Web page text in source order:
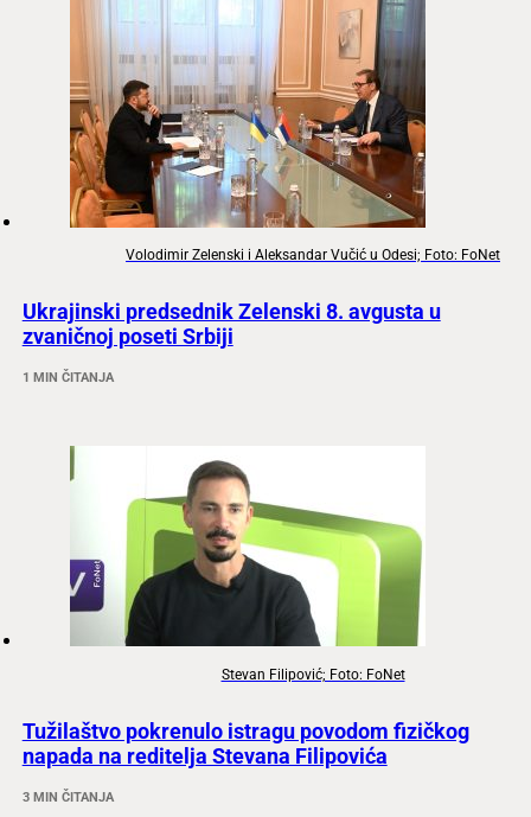
Volodimir Zelenski i Aleksandar Vučić u Odesi; Foto: FoNet
Ukrajinski predsednik Zelenski 8. avgusta u
zvaničnoj poseti Srbiji
1 MIN ČITANJA
Stevan Filipović; Foto: FoNet
Tužilaštvo pokrenulo istragu povodom fizičkog
napada na reditelja Stevana Filipovića
3 MIN ČITANJA